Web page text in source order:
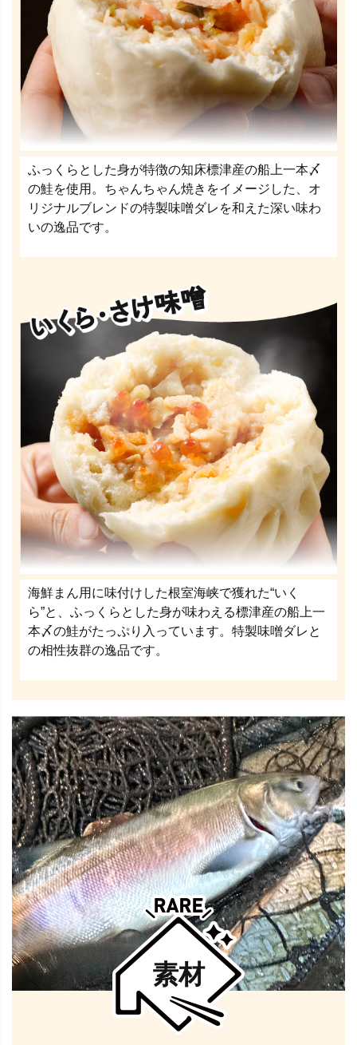
ふっくらとした身が特徴の知床標津産の船上一本〆
の鮭を使用。ちゃんちゃん焼きをイメージした、オ
リジナルブレンドの特製味噌ダレを和えた深い味わ
いの逸品です。
海鮮まん用に味付けした根室海峡で獲れた“いく
ら”と、ふっくらとした身が味わえる標津産の船上一
本〆の鮭がたっぷり入っています。特製味噌ダレと
の相性抜群の逸品です。
素材